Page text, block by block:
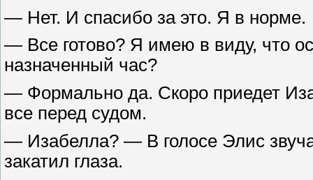
— Нет. И спасибо за это. Я в норме.
— Все готово? Я имею в виду, что
назначенный час?
— Формально да. Скоро приедет
все перед судом.
— Изабелла? — В голосе Элис
закатил глаза.